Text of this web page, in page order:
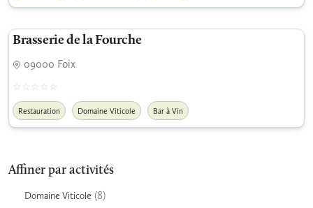
Affiner par activités
Domaine Viticole (8)
Brasserie de la Fourche
09000 Foix
Restauration Domaine Viticole Bar à Vin